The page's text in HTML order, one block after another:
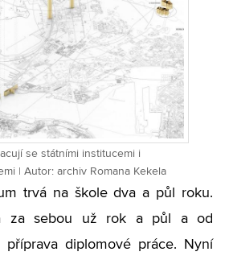
se státními institucemi i
| Autor: archiv Romana Kekela
trvá na škole dva a půl roku.
za sebou už rok a půl a od
diplomové práce. Nyní